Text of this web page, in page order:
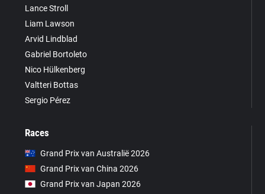
Lance Stroll
Liam Lawson
Arvid Lindblad
Gabriel Bortoleto
Nico Hülkenberg
Valtteri Bottas
Sergio Pérez
Races
Grand Prix van Australië 2026
Grand Prix van China 2026
Grand Prix van Japan 2026